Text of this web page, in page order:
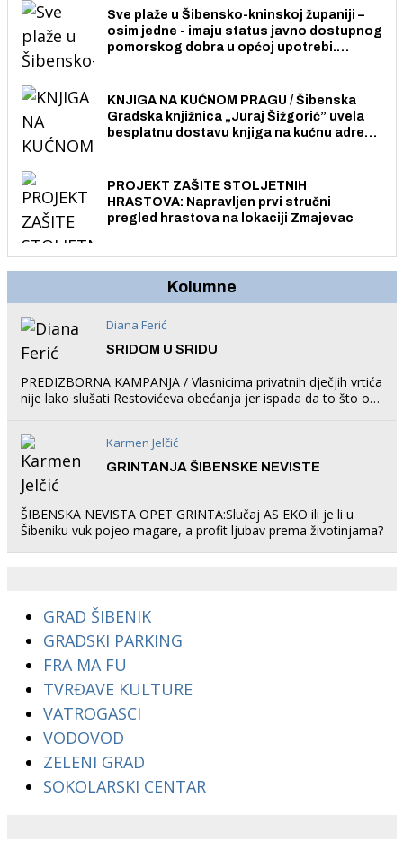
Sve plaže u Šibensko-kninskoj županiji –
osim jedne - imaju status javno dostupnog
pomorskog dobra u općoj upotrebi.
KNJIGA NA KUĆNOM PRAGU / Šibenska
Gradska knjižnica „Juraj Šižgorić” uvela
besplatnu dostavu knjiga na kućnu adresu
PROJEKT ZAŠITE STOLJETNIH
HRASTOVA: Napravljen prvi stručni
pregled hrastova na lokaciji Zmajevac
Kolumne
Diana Ferić
SRIDOM U SRIDU
PREDIZBORNA KAMPANJA / Vlasnicima privatnih dječjih vrtića
nije lako slušati Restovićeva obećanja jer ispada da to što oni
Karmen Jelčić
GRINTANJA ŠIBENSKE NEVISTE
ŠIBENSKA NEVISTA OPET GRINTA:Slučaj AS EKO ili je li u
Šibeniku vuk pojeo magare, a profit ljubav prema životinjama?
GRAD ŠIBENIK
GRADSKI PARKING
FRA MA FU
TVRĐAVE KULTURE
VATROGASCI
VODOVOD
ZELENI GRAD
SOKOLARSKI CENTAR